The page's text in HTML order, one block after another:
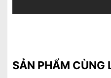
SẢN PHẨM CÙNG